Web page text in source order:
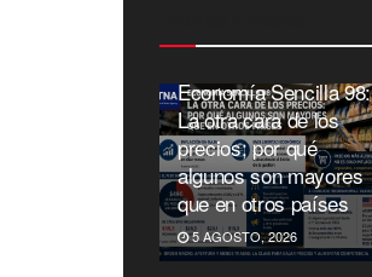
Economía Sencilla 98:
La otra cara de los
precios; por qué
algunos son mayores
que en otros países
5 AGOSTO, 2026